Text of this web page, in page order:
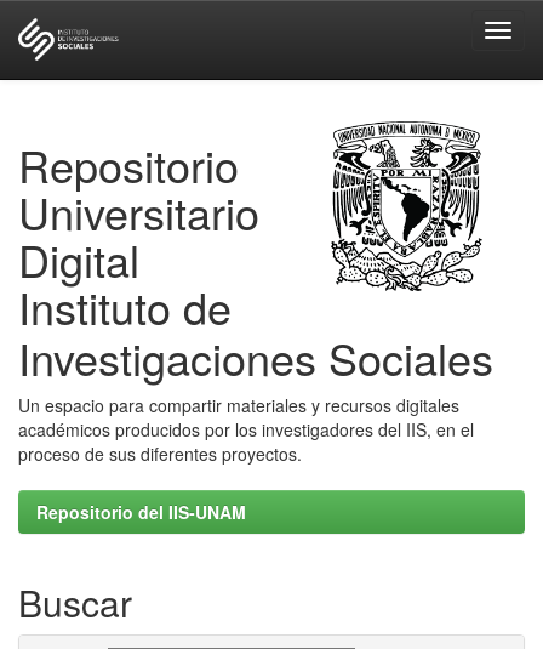
Repositorio
Universitario
Digital
Instituto de
Investigaciones Sociales
Un espacio para compartir materiales y recursos digitales
académicos producidos por los investigadores del IIS, en el
proceso de sus diferentes proyectos.
Repositorio del IIS-UNAM
Buscar